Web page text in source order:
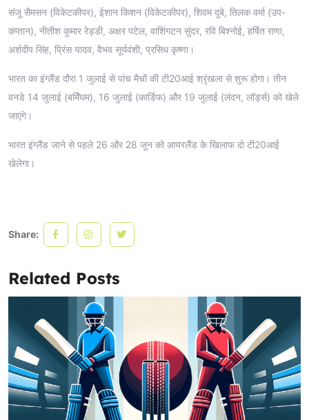
संजू सैमसन (विकेटकीपर), ईशान किशन (विकेटकीपर), शिवम दुबे, तिलक वर्मा (उप-
कप्तान), नीतीश कुमार रेड्डी, अक्षर पटेल, वाशिंगटन सुंदर, रवि बिश्नोई, हर्षित राणा,
अर्शदीप सिंह, प्रिंस यादव, वैभव सूर्यवंशी, प्रसिध कृष्णा।
भारत का इंग्लैंड दौरा 1 जुलाई से पांच मैचों की टी20आई श्रृंखला से शुरू होगा। तीन
वनडे 14 जुलाई (बर्मिंघम), 16 जुलाई (कार्डिफ) और 19 जुलाई (लंदन, लॉर्ड्स) को खेले
जाएंगे।
भारत इंग्लैंड जाने से पहले 26 और 28 जून को आयरलैंड के खिलाफ दो टी20आई
खेलेगा।
Share:
Related Posts